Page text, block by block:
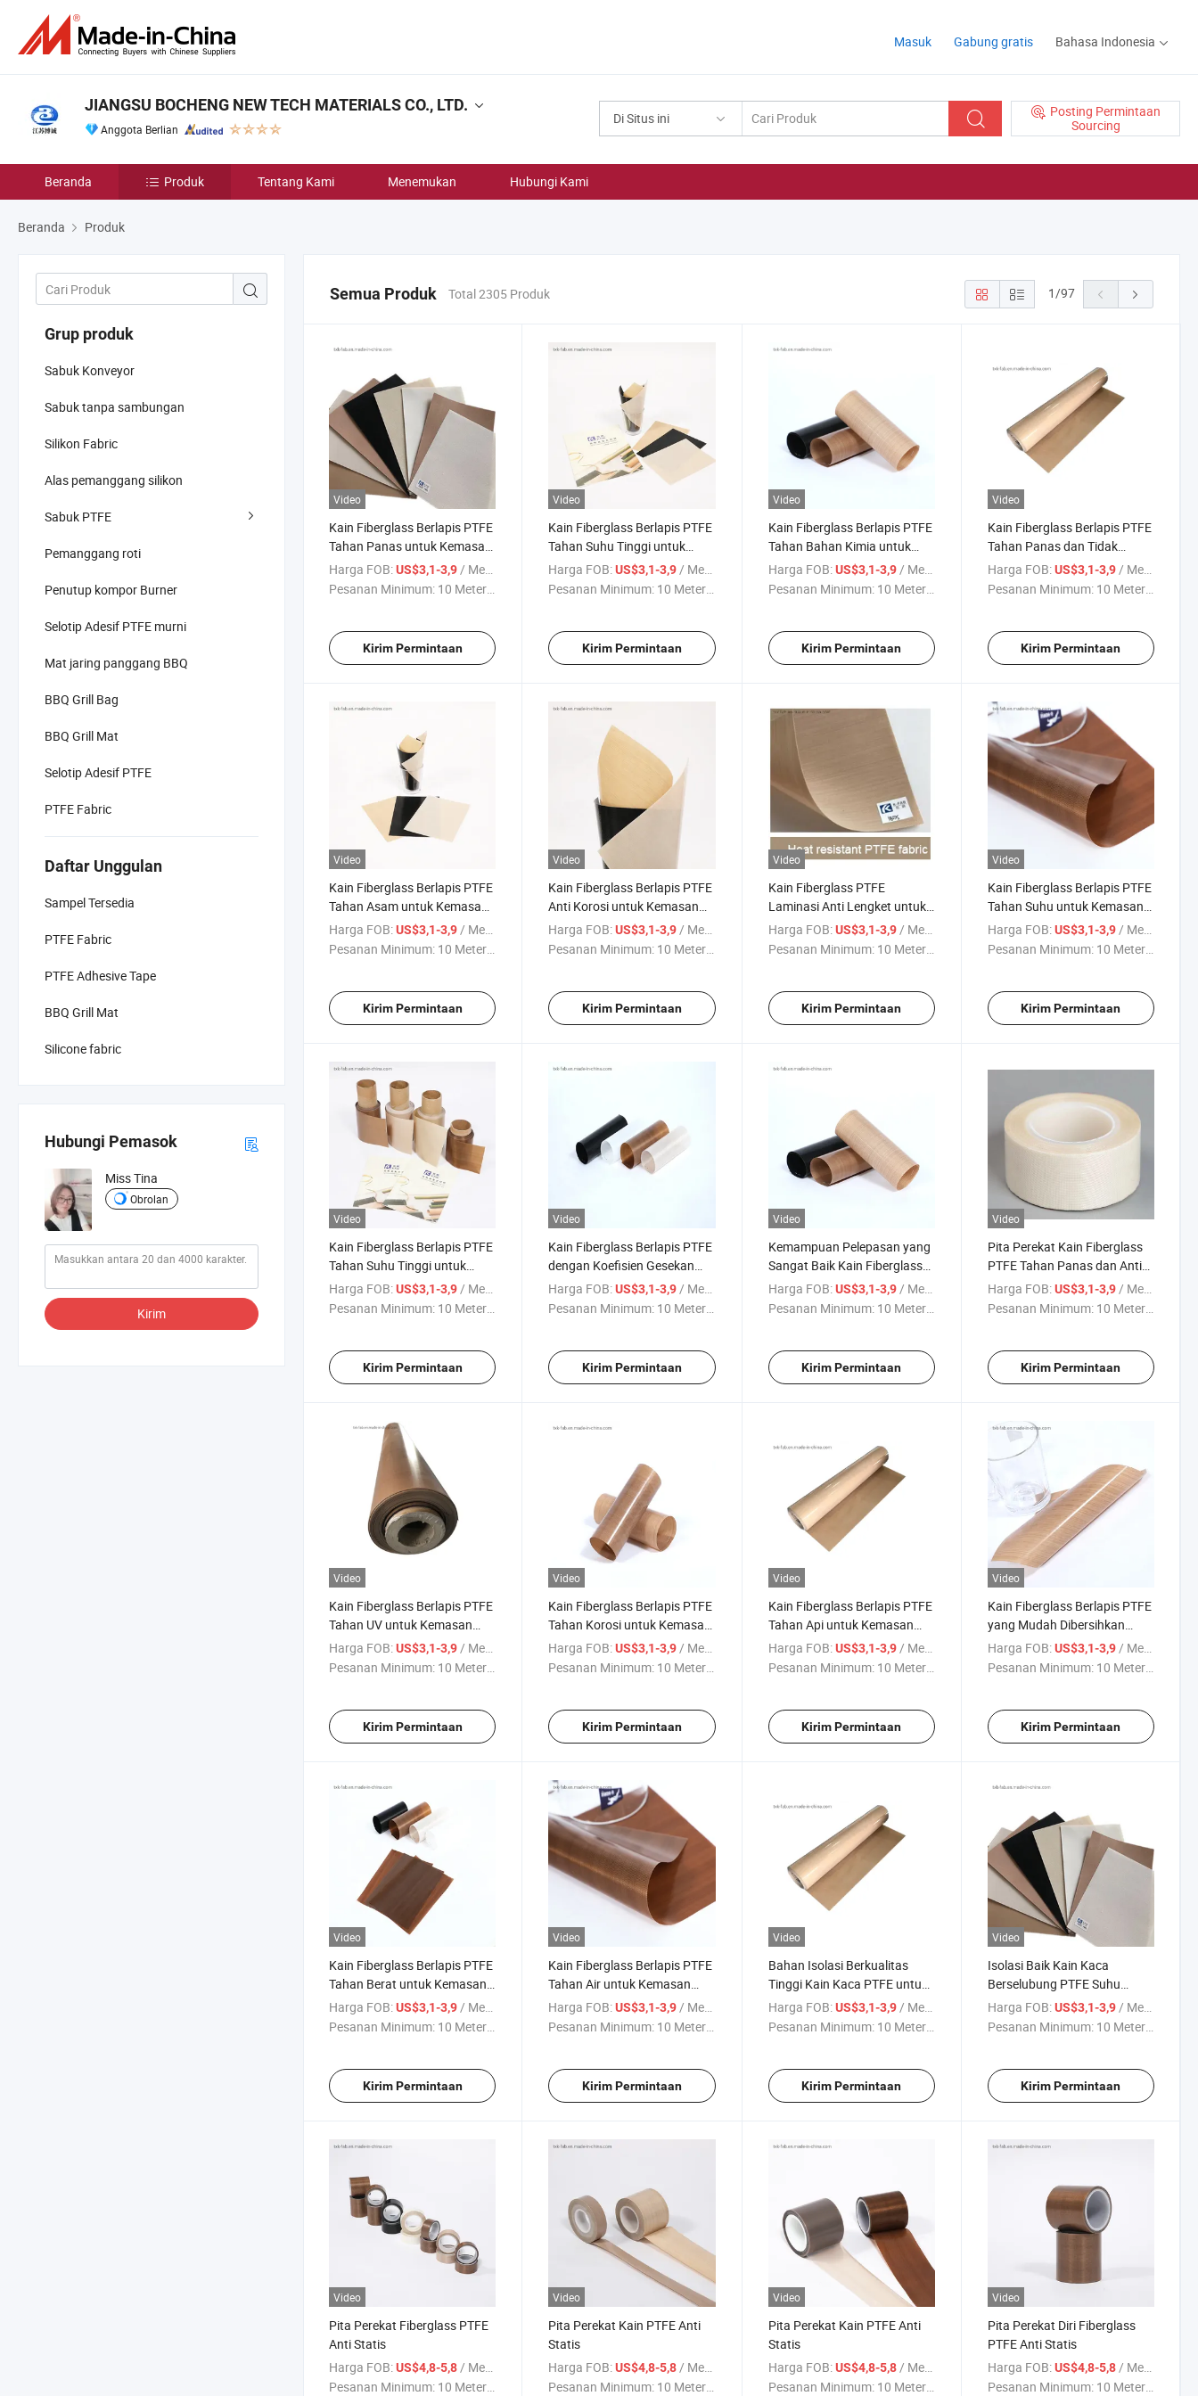
Masuk Gabung gratis Bahasa Indonesia
Di Situs ini
Posting Permintaan
Sourcing
JIANGSU BOCHENG NEW TECH MATERIALS CO., LTD.
Anggota Berlian
Beranda Produk Tentang Kami Menemukan Hubungi Kami
Beranda Produk
Grup produk
Sabuk Konveyor
Sabuk tanpa sambungan
Silikon Fabric
Alas pemanggang silikon
Sabuk PTFE
Pemanggang roti
Penutup kompor Burner
Selotip Adesif PTFE murni
Mat jaring panggang BBQ
BBQ Grill Bag
BBQ Grill Mat
Selotip Adesif PTFE
PTFE Fabric
Daftar Unggulan
Sampel Tersedia
PTFE Fabric
PTFE Adhesive Tape
BBQ Grill Mat
Silicone fabric
Hubungi Pemasok
Miss Tina
Obrolan
Kirim
Semua Produk Total 2305 Produk 1/97
Video
Kain Fiberglass Berlapis PTFE
Tahan Panas untuk Kemasan
Industri
Harga FOB:US$3,1-3,9/ Meter persegi
Pesanan Minimum: 10 Meter ...
Kirim Permintaan
Video
Kain Fiberglass Berlapis PTFE
Tahan Suhu Tinggi untuk
Kemasan Industri
Harga FOB: US$3,1-3,9/ Meter persegi
Pesanan Minimum: 10 Meter ...
Kirim Permintaan
Video
Kain Fiberglass Berlapis PTFE
Tahan Bahan Kimia untuk
Kemasan Industri
Harga FOB: US$3,1-3,9/ Meter persegi
Pesanan Minimum: 10 Meter ...
Kirim Permintaan
Video
Kain Fiberglass Berlapis PTFE
Tahan Panas dan Tidak
Lengket untuk Industri
Harga FOB: US$3,1-3,9/ Meter persegi
Pesanan Minimum: 10 Meter ...
Kirim Permintaan
Video
Kain Fiberglass Berlapis PTFE
Tahan Asam untuk Kemasan
Industri
Harga FOB:US$3,1-3,9 / Meter persegi
Pesanan Minimum: 10 Meter ...
Kirim Permintaan
Video
Kain Fiberglass Berlapis PTFE
Anti Korosi untuk Kemasan
Industri
Harga FOB: US$3,1-3,9 / Meter persegi
Pesanan Minimum: 10 Meter ...
Kirim Permintaan
Video
Kain Fiberglass PTFE
Laminasi Anti Lengket untuk
Kemasan Industri
Harga FOB: US$3,1-3,9 / Meter persegi
Pesanan Minimum: 10 Meter ...
Kirim Permintaan
Video
Kain Fiberglass Berlapis PTFE
Tahan Suhu untuk Kemasan
Industri
Harga FOB: US$3,1-3,9 / Meter persegi
Pesanan Minimum: 10 Meter ...
Kirim Permintaan
Video
Kain Fiberglass Berlapis PTFE
Tahan Suhu Tinggi untuk
Industri
Harga FOB:US$3,1-3,9 / Meter persegi
Pesanan Minimum: 10 Meter ...
Kirim Permintaan
Video
Kain Fiberglass Berlapis PTFE
dengan Koefisien Gesekan
Rendah untuk Kemasan
Industri
Harga FOB: US$3,1-3,9 / Meter persegi
Pesanan Minimum: 10 Meter ...
Kirim Permintaan
Video
Kemampuan Pelepasan yang
Sangat Baik Kain Fiberglass
Berlapis PTFE untuk Kemasan
Industri
Harga FOB: US$3,1-3,9 / Meter persegi
Pesanan Minimum: 10 Meter ...
Kirim Permintaan
Video
Pita Perekat Kain Fiberglass
PTFE Tahan Panas dan Anti
Lengket untuk Kemasan
Industri
Harga FOB: US$3,1-3,9 / Meter persegi
Pesanan Minimum: 10 Meter ...
Kirim Permintaan
Video
Kain Fiberglass Berlapis PTFE
Tahan UV untuk Kemasan
Industri
Harga FOB:US$3,1-3,9/ Meter persegi
Pesanan Minimum: 10 Meter ...
Kirim Permintaan
Video
Kain Fiberglass Berlapis PTFE
Tahan Korosi untuk Kemasan
Industri
Harga FOB: US$3,1-3,9 / Meter persegi
Pesanan Minimum: 10 Meter ...
Kirim Permintaan
Video
Kain Fiberglass Berlapis PTFE
Tahan Api untuk Kemasan
Industri
Harga FOB: US$3,1-3,9/ Meter persegi
Pesanan Minimum: 10 Meter ...
Kirim Permintaan
Video
Kain Fiberglass Berlapis PTFE
yang Mudah Dibersihkan
untuk Kemasan Industri
Harga FOB: US$3,1-3,9/ Meter persegi
Pesanan Minimum: 10 Meter ...
Kirim Permintaan
Video
Kain Fiberglass Berlapis PTFE
Tahan Berat untuk Kemasan
Industri
Harga FOB:US$3,1-3,9/ Meter persegi
Pesanan Minimum: 10 Meter ...
Kirim Permintaan
Video
Kain Fiberglass Berlapis PTFE
Tahan Air untuk Kemasan
Industri
Harga FOB: US$3,1-3,9/ Meter persegi
Pesanan Minimum: 10 Meter ...
Kirim Permintaan
Video
Bahan Isolasi Berkualitas
Tinggi Kain Kaca PTFE untuk
Industri
Harga FOB: US$3,1-3,9/ Meter persegi
Pesanan Minimum: 10 Meter ...
Kirim Permintaan
Video
Isolasi Baik Kain Kaca
Berselubung PTFE Suhu
Tinggi untuk Industri
Harga FOB: US$3,1-3,9/ Meter persegi
Pesanan Minimum: 10 Meter ...
Kirim Permintaan
Video
Pita Perekat Fiberglass PTFE
Anti Statis
Harga FOB:US$4,8-5,8 / Meter persegi
Pesanan Minimum: 10 Meter ...
Video
Pita Perekat Kain PTFE Anti
Statis
Harga FOB: US$4,8-5,8 / Meter persegi
Pesanan Minimum: 10 Meter ...
Video
Pita Perekat Kain PTFE Anti
Statis
Harga FOB: US$4,8-5,8 / Meter persegi
Pesanan Minimum: 10 Meter ...
Video
Pita Perekat Diri Fiberglass
PTFE Anti Statis
Harga FOB: US$4,8-5,8 / Meter persegi
Pesanan Minimum: 10 Meter ...